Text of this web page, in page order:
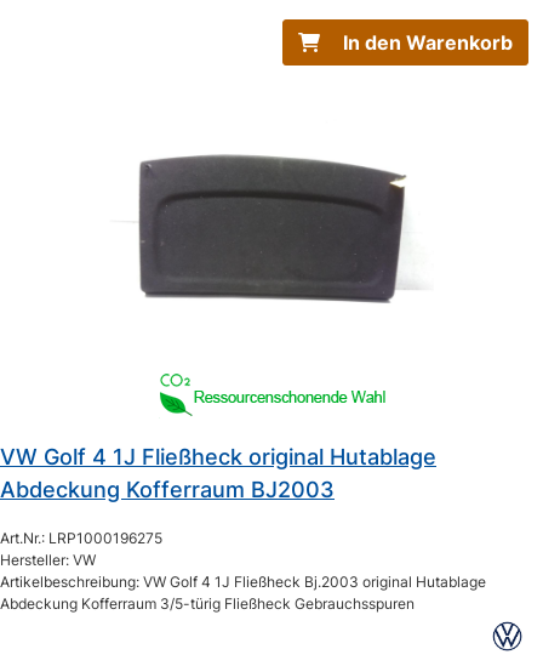
In den Warenkorb
VW Golf 4 1J Fließheck original Hutablage
Abdeckung Kofferraum BJ2003
Art.Nr.: LRP1000196275
Hersteller: VW
Artikelbeschreibung: VW Golf 4 1J Fließheck Bj.2003 original Hutablage
Abdeckung Kofferraum 3/5-türig Fließheck Gebrauchsspuren